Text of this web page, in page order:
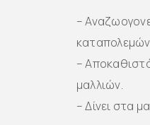
–
–
μαλλιών.
– Δίνει στα